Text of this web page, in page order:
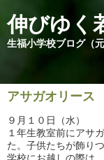
伸びゆく
生福小学校ブログ（
アサガオリース
９月１０日（水）
１年生教室前にアサ
た。子供たちが飾り